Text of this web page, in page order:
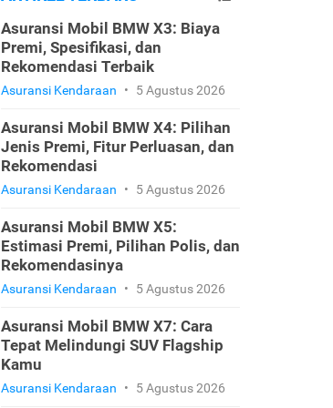
Asuransi Mobil BMW X3: Biaya
Premi, Spesifikasi, dan
Rekomendasi Terbaik
Asuransi Kendaraan • 5 Agustus 2026
Asuransi Mobil BMW X4: Pilihan
Jenis Premi, Fitur Perluasan, dan
Rekomendasi
Asuransi Kendaraan • 5 Agustus 2026
Asuransi Mobil BMW X5:
Estimasi Premi, Pilihan Polis, dan
Rekomendasinya
Asuransi Kendaraan • 5 Agustus 2026
Asuransi Mobil BMW X7: Cara
Tepat Melindungi SUV Flagship
Kamu
Asuransi Kendaraan • 5 Agustus 2026